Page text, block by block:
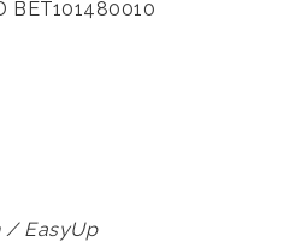
BET101480010